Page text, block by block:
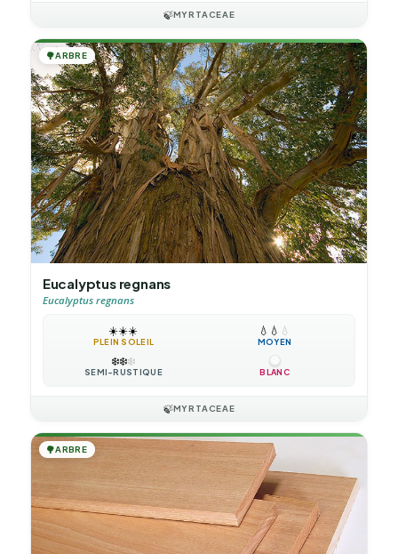
🍃MYRTACEAE
🌳ARBRE
Eucalyptus regnans
Eucalyptus regnans
☀️☀️☀️
PLEIN SOLEIL
💧 💧 💧
MOYEN
❄️❄️❄️
SEMI-RUSTIQUE BLANC
🍃MYRTACEAE
🌳ARBRE